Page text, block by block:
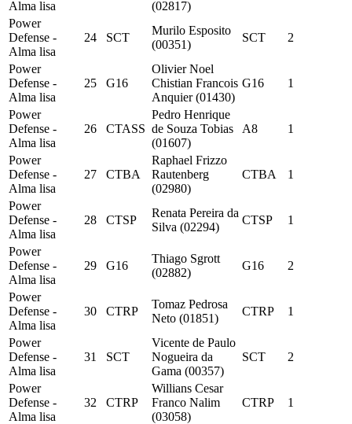
Alma lisa
(02817)
Power
Defense -
Alma lisa
24 SCT
Murilo Esposito
(00351)
SCT 2
Power
Defense -
Alma lisa
25 G16
Olivier Noel
Chistian Francois
Anquier (01430)
G16 1
Power
Defense -
Alma lisa
26 CTASS
Pedro Henrique
de Souza Tobias
(01607)
A8 1
Power
Defense -
Alma lisa
27 CTBA
Raphael Frizzo
Rautenberg
(02980)
CTBA 1
Power
Defense -
Alma lisa
28 CTSP
Renata Pereira da
Silva (02294)
CTSP 1
Power
Defense -
Alma lisa
29 G16
Thiago Sgrott
(02882)
G16 2
Power
Defense -
Alma lisa
30 CTRP
Tomaz Pedrosa
Neto (01851)
CTRP 1
Power
Defense -
Alma lisa
31 SCT
Vicente de Paulo
Nogueira da
Gama (00357)
SCT 2
Power
Defense -
Alma lisa
32 CTRP
Willians Cesar
Franco Nalim
(03058)
CTRP 1